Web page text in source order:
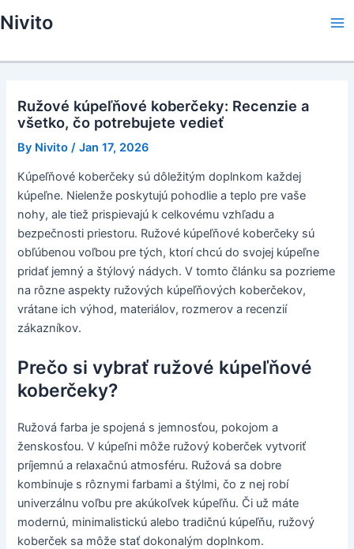
to
Nivito
Ružové kúpeľňové koberčeky: Recenzie a
všetko, čo potrebujete vedieť
By Nivito /Jan 17, 2026
Kúpeľňové koberčeky sú dôležitým doplnkom každej
kúpeľne. Nielenže poskytujú pohodlie a teplo pre vaše
nohy, ale tiež prispievajú k celkovému vzhľadu a
bezpečnosti priestoru. Ružové kúpeľňové koberčeky sú
obľúbenou voľbou pre tých, ktorí chcú do svojej kúpeľne
pridať jemný a štýlový nádych. V tomto článku sa pozrieme
na rôzne aspekty ružových kúpeľňových koberčekov,
vrátane ich výhod, materiálov, rozmerov a recenzií
zákazníkov.
Prečo si vybrať ružové kúpeľňové
koberčeky?
Ružová farba je spojená s jemnosťou, pokojom a
ženskosťou. V kúpeľni môže ružový koberček vytvoriť
príjemnú a relaxačnú atmosféru. Ružová sa dobre
kombinuje s rôznymi farbami a štýlmi, čo z nej robí
univerzálnu voľbu pre akúkoľvek kúpeľňu. Či už máte
modernú, minimalistickú alebo tradičnú kúpeľňu, ružový
koberček sa môže stať dokonalým doplnkom.